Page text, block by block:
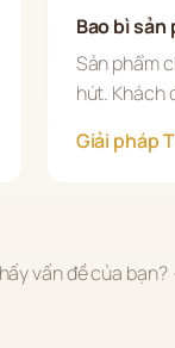
Bao bì
Sản phẩm
hút. Khách
Giải pháp
vấn đề của